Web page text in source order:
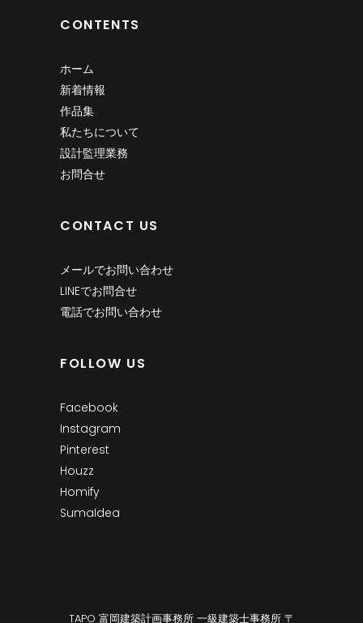
CONTENTS
ホーム
新着情報
作品集
私たちについて
設計監理業務
お問合せ
CONTACT US
メールでお問い合わせ
LINEでお問合せ
電話でお問い合わせ
FOLLOW US
Facebook
Instagram
Pinterest
Houzz
Homify
SumaIdea
TAPO 富岡建築計画事務所 一級建築士事務所 〒